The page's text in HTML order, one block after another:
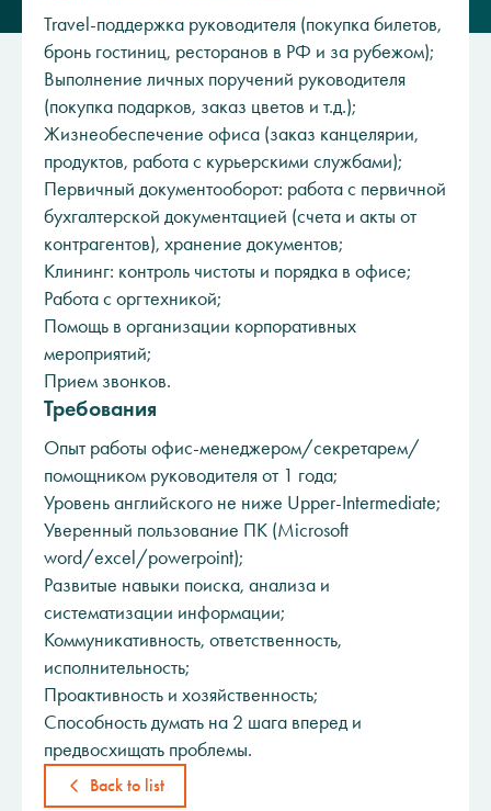
Travel-поддержка руководителя (покупка билетов,
бронь гостиниц, ресторанов в РФ и за рубежом);
Выполнение личных поручений руководителя
(покупка подарков, заказ цветов и т.д.);
Жизнеобеспечение офиса (заказ канцелярии,
продуктов, работа с курьерскими службами);
Первичный документооборот: работа с первичной
бухгалтерской документацией (счета и акты от
контрагентов), хранение документов;
Клининг: контроль чистоты и порядка в офисе;
Работа с оргтехникой;
Помощь в организации корпоративных
мероприятий;
Прием звонков.
Требования
Опыт работы офис-менеджером/секретарем/
помощником руководителя от 1 года;
Уровень английского не ниже Upper-Intermediate;
Уверенный пользование ПК (Microsoft
word/excel/powerpoint);
Развитые навыки поиска, анализа и
систематизации информации;
Коммуникативность, ответственность,
исполнительность;
Проактивность и хозяйственность;
Способность думать на 2 шага вперед и
предвосхищать проблемы.
Back to list